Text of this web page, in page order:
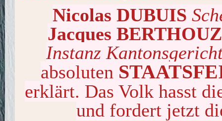
Nicolas DUBUIS
Jacques
Instanz
absoluten
erklärt. Das Volk hasst
und fordert jetzt